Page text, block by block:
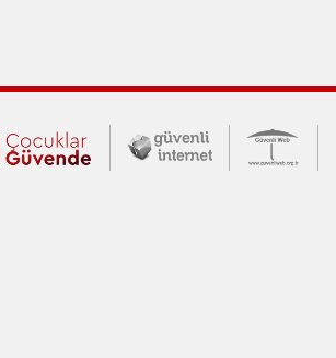
İletişim Merkezi
Çocuklar Güvende (yeni
Güvenli